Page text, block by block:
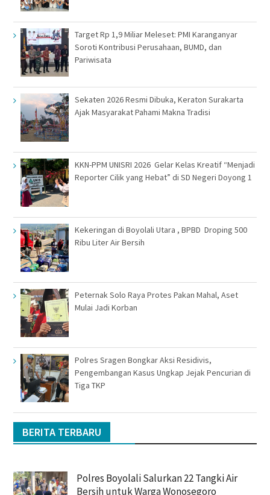
Target Rp 1,9 Miliar Meleset: PMI Karanganyar
Soroti Kontribusi Perusahaan, BUMD, dan
Pariwisata
Sekaten 2026 Resmi Dibuka, Keraton Surakarta
Ajak Masyarakat Pahami Makna Tradisi
KKN-PPM UNISRI 2026 Gelar Kelas Kreatif “Menjadi
Reporter Cilik yang Hebat” di SD Negeri Doyong 1
Kekeringan di Boyolali Utara , BPBD Droping 500
Ribu Liter Air Bersih
Peternak Solo Raya Protes Pakan Mahal, Aset
Mulai Jadi Korban
Polres Sragen Bongkar Aksi Residivis,
Pengembangan Kasus Ungkap Jejak Pencurian di
Tiga TKP
BERITA TERBARU
Polres Boyolali Salurkan 22 Tangki Air
Bersih untuk Warga Wonosegoro